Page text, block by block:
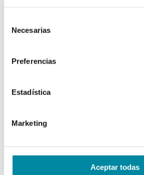
Necesarias
Preferencias
Estadística
Marketing
Aceptar todas
PALETA BATIDORA
EMULSIONADOR
SMB 1000 ml